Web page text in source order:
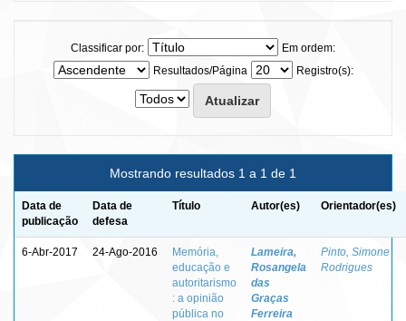
Classificar por:
Em ordem:
Resultados/Página
Registro(s):
Mostrando resultados 1 a 1 de 1
Data de
publicação
Data de
defesa
Título Autor(es) Orientador(es)
6-Abr-2017 24-Ago-2016
Memória,
educação e
autoritarismo
: a opinião
pública no
Lameira,
Rosangela
das
Graças
Ferreira
Pinto, Simone
Rodrigues